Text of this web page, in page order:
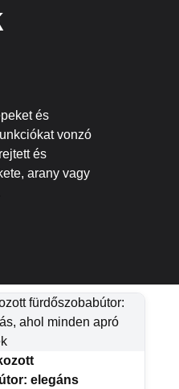
és
vonzó
és
arany vagy
elegáns